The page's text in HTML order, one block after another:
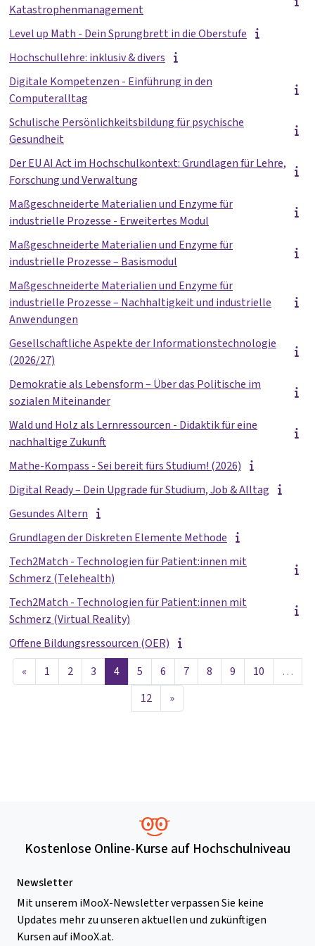
Katastrophenmanagement
Level up Math - Dein Sprungbrett in die Oberstufe
Hochschullehre: inklusiv & divers
Digitale Kompetenzen - Einführung in den
Computeralltag
Schulische Persönlichkeitsbildung für psychische
Gesundheit
Der EU AI Act im Hochschulkontext: Grundlagen für Lehre,
Forschung und Verwaltung
Maßgeschneiderte Materialien und Enzyme für
industrielle Prozesse - Erweitertes Modul
Maßgeschneiderte Materialien und Enzyme für
industrielle Prozesse – Basismodul
Maßgeschneiderte Materialien und Enzyme für
industrielle Prozesse – Nachhaltigkeit und industrielle
Anwendungen
Gesellschaftliche Aspekte der Informationstechnologie
(2026/27)
Demokratie als Lebensform – Über das Politische im
sozialen Miteinander
Wald und Holz als Lernressourcen - Didaktik für eine
nachhaltige Zukunft
Mathe-Kompass - Sei bereit fürs Studium! (2026)
Digital Ready – Dein Upgrade für Studium, Job & Alltag
Gesundes Altern
Grundlagen der Diskreten Elemente Methode
Tech2Match - Technologien für Patient:innen mit
Schmerz (Telehealth)
Tech2Match - Technologien für Patient:innen mit
Schmerz (Virtual Reality)
Offene Bildungsressourcen (OER)
« Vorherige Seite
1 Seite 1
2 Seite 2
3 Seite 3
4Seite 4
5 Seite 5
6 Seite 6
7Seite 7
8 Seite 8
9 Seite 9
10 Seite 10
…
12Seite 12
»Nächste Seite
Kostenlose Online-Kurse auf Hochschulniveau
Newsletter
Mit unserem iMooX-Newsletter verpassen Sie keine
Updates mehr zu unseren aktuellen und zukünftigen
Kursen auf iMooX.at.